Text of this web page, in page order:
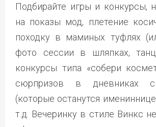
Подбирайте игры и конкурсы,
на показы мод, плетение
походку в маминых туфлях
фото сессии в шляпках,
конкурсы типа «собери
сюрпризов в дневниках с
(которые останутся
т.д. Вечеринку в стиле Винкс